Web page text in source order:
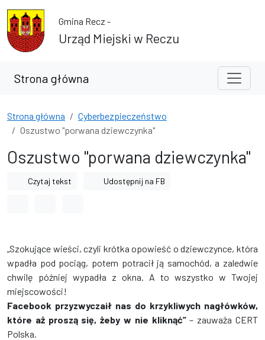
Przejdź do treści
Przejdź do wyszukiwarki
Gmina Recz -
Urząd Miejski w Reczu
Strona główna
Strona główna
Cyberbezpieczeństwo
Oszustwo "porwana dziewczynka"
Oszustwo "porwana dziewczynka"
Czytaj tekst Udostępnij na FB
„Szokujące wieści, czyli krótka opowieść o dziewczynce, która
wpadła pod pociąg, potem potracił ją samochód, a zaledwie
chwilę później wypadła z okna. A to wszystko w Twojej
miejscowości!
Facebook przyzwyczaił nas do krzykliwych nagłówków,
które aż proszą się, żeby w nie kliknąć”– zauważa CERT
Polska.